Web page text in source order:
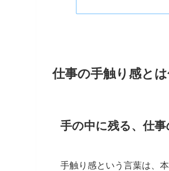
仕事の手触り感と
手の中に残る、仕事
手触り感という言葉は、